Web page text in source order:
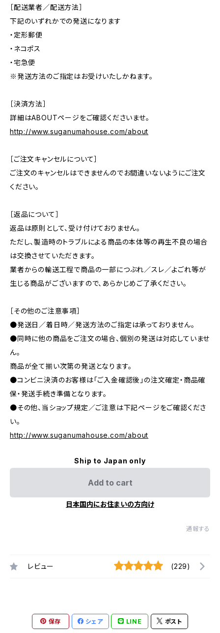
［配送業者／配送方法］
下記のいずれかでの発送になります
・定形郵便
・ネコポス
・宅急便
※発送方法のご指定はお受けいたしかねます。
［決済方法］
詳細はABOUTページをご確認くださいませ。
http://www.suganumahouse.com/about
［ご注文キャンセルについて］
ご注文のキャンセルはできませんのでお間違いないようにご注文
ください。
［返品について］
返品は原則として、受け付けておりません。
ただし、製造時のトラブルによる商品の本体等の再生不良の場合
は交換させていただきます。
業者からの輸送工程で商品の一部につぶれ／スレ／よごれ等が
生じる商品がございますので、あらかじめご了承ください。
［その他のご注意事項］
●発送日／着日時／発送方法のご指定は承っておりません。
●同時に他の商品をご注文の場合、個別の発送は対応していませ
ん。
商品が全て揃い次第の発送となります。
●コンビニ決済のお客様は「ご入金確認後」の注文確定・商品確
保・発送手続き準備となります。
●その他、当ショップ規定／ご注意は下記ページをご確認くださ
い。
http://www.suganumahouse.com/about
Ship to Japan only
Add to cart
日本国内にお住まいの方向け
通報する
レビュー (229)
保存 シェア LINE ポスト